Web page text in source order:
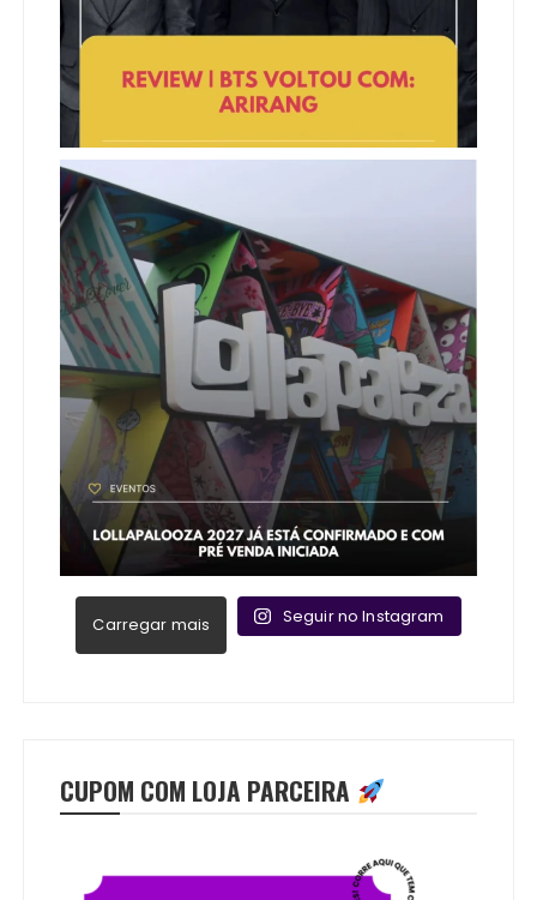
Carregar mais Seguir no Instagram
CUPOM COM LOJA PARCEIRA